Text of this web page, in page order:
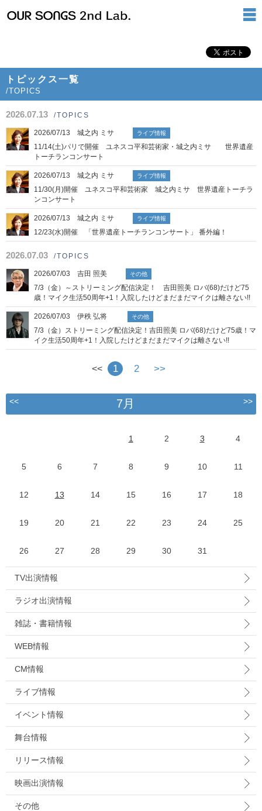
トピックス一覧
/TOPICS
2026.07.13 /TOPICS
2026/07/13 城之内 ミサ ライブ情報
11/14(土)パリで開催 ユネスコ平和芸術家・城之内ミサ 世界遺産
トーチランコンサート
2026/07/13 城之内 ミサ ライブ情報
11/30(月)開催 ユネスコ平和芸術家 城之内ミサ 世界遺産トーチラ
ンコンサート
2026/07/13 城之内 ミサ ライブ情報
12/23(水)開催 「世界遺産トーチランコンサート」 番外編！
2026.07.03 /TOPICS
2026/07/03 吉田 照美 その他
7/3（金）～ストリーミング配信決定！ 吉田照美 ロバ(68)だけど75
歳！マイク生活50周年+1！入院したけどまだまだマイクは離さない!!
2026/07/03 伊秩 弘将 その他
7/3（金）ストリーミング配信決定！吉田照美 ロバ(68)だけど75歳！マ
イク生活50周年+1！入院したけどまだまだマイクは離さない!!
<< 1 2 >>
<< 7月 >>
1 2 3 4
5 6 7 8 9 10 11
12 13 14 15 16 17 18
19 20 21 22 23 24 25
26 27 28 29 30 31
TV出演情報
ラジオ出演情報
雑誌・書籍情報
WEB情報
CM情報
ライブ情報
イベント情報
舞台情報
リリース情報
映画出演情報
その他